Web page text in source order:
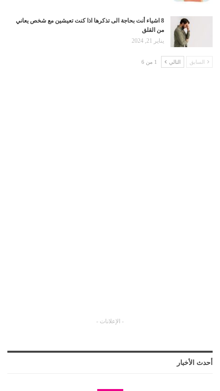
8 اشياء أنت بحاجة الى تذكرها اذا كنت تعيشين مع شخص يعاني
من القلق
يناير 21, 2024
السابق التالي 1 من 6
- الإعلانات -
أحدث الأخبار